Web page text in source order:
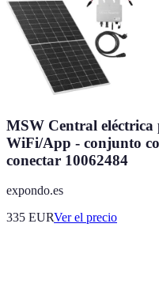
MSW Central
WiFi/App - conjunto
conectar 10062484
expondo.es
335 EURVer el precio